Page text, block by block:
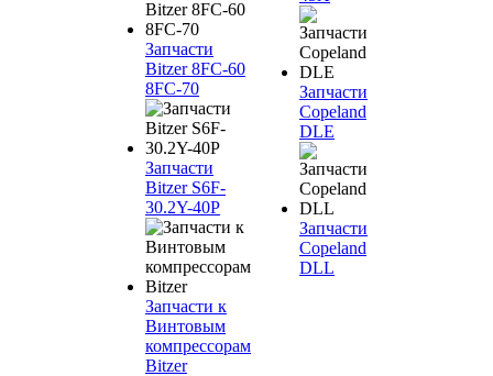
Запчасти
Bitzer 8FC-60
8FC-70
Запчасти
Bitzer S6F-
30.2Y-40P
Запчасти к
Винтовым
компрессорам
Bitzer
Запчасти
Copeland
DLE
Запчасти
Copeland
DLL